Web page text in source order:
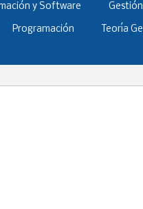
y Software
Programación Teoría